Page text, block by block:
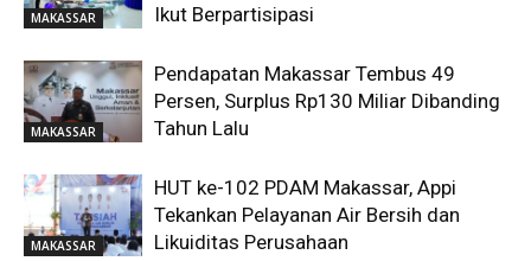
MAKASSAR
Ikut Berpartisipasi
MAKASSAR
Pendapatan Makassar Tembus 49
Persen, Surplus Rp130 Miliar Dibanding
Tahun Lalu
MAKASSAR
HUT ke-102 PDAM Makassar, Appi
Tekankan Pelayanan Air Bersih dan
Likuiditas Perusahaan